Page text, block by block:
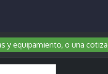
y equipamiento, o una